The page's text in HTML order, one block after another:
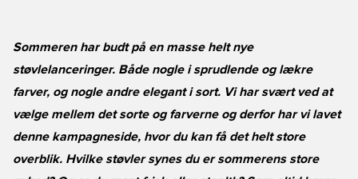
Sommeren har budt på en masse helt nye
støvlelanceringer. Både nogle i sprudlende og lækre
farver, og nogle andre elegant i sort. Vi har svært ved at
vælge mellem det sorte og farverne og derfor har vi lavet
denne kampagneside, hvor du kan få det helt store
overblik. Hvilke støvler synes du er sommerens store